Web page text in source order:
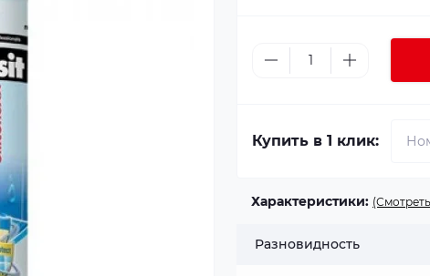
Купить в 1 клик:
Характеристики:
Разновидность